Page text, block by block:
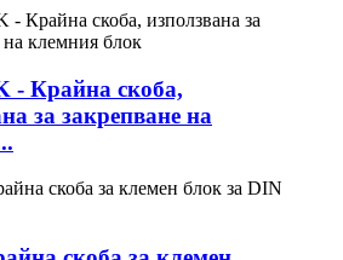
- Крайна скоба,
за закрепване на